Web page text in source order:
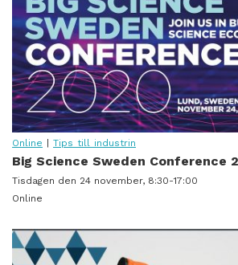
Online Tips till industrin
Big Science Sweden Conference
Tisdagen den 24 november, 8:30-17:00
Online